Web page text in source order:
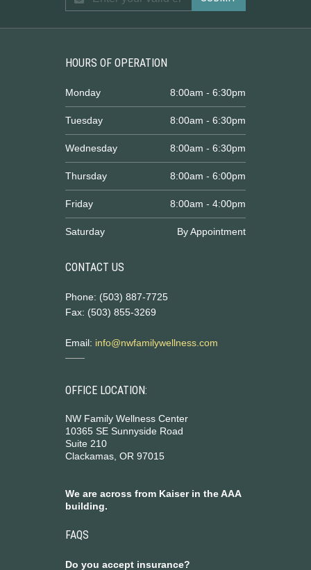
HOURS OF OPERATION
Monday 8:00am - 6:30pm
Tuesday 8:00am - 6:30pm
Wednesday 8:00am - 6:30pm
Thursday 8:00am - 6:00pm
Friday 8:00am - 4:00pm
Saturday By Appointment
CONTACT US
Phone: (503) 887-7725
Fax: (503) 855-3269
Email: info@nwfamilywellness.com
OFFICE LOCATION:
NW Family Wellness Center
10365 SE Sunnyside Road
Suite 210
Clackamas, OR 97015
We are across from Kaiser in the AAA
building.
FAQS
Do you accept insurance?